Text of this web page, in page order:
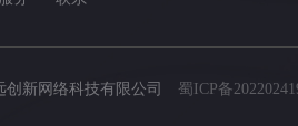
创新网络科技有限公司 蜀ICP备